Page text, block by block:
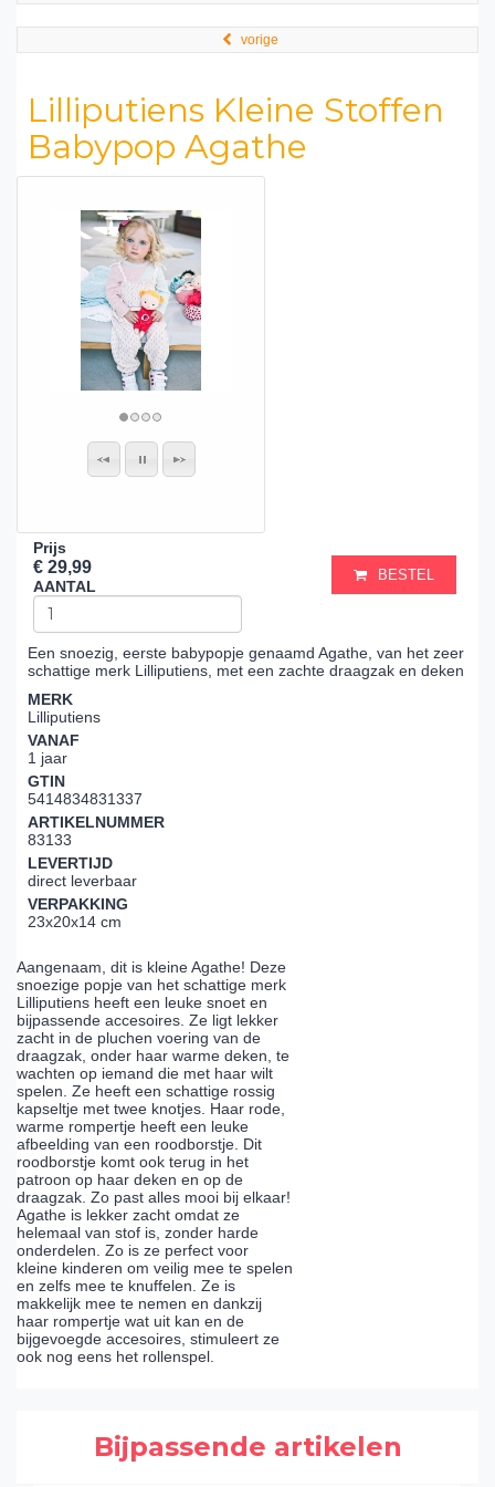
vorige
Lilliputiens Kleine Stoffen
Babypop Agathe
Prijs
€ 29,99
AANTAL
BESTEL
Een snoezig, eerste babypopje genaamd Agathe, van het zeer
schattige merk Lilliputiens, met een zachte draagzak en deken
MERK
Lilliputiens
VANAF
1 jaar
GTIN
5414834831337
ARTIKELNUMMER
83133
LEVERTIJD
direct leverbaar
VERPAKKING
23x20x14 cm
Aangenaam, dit is kleine Agathe! Deze
snoezige popje van het schattige merk
Lilliputiens heeft een leuke snoet en
bijpassende accesoires. Ze ligt lekker
zacht in de pluchen voering van de
draagzak, onder haar warme deken, te
wachten op iemand die met haar wilt
spelen. Ze heeft een schattige rossig
kapseltje met twee knotjes. Haar rode,
warme rompertje heeft een leuke
afbeelding van een roodborstje. Dit
roodborstje komt ook terug in het
patroon op haar deken en op de
draagzak. Zo past alles mooi bij elkaar!
Agathe is lekker zacht omdat ze
helemaal van stof is, zonder harde
onderdelen. Zo is ze perfect voor
kleine kinderen om veilig mee te spelen
en zelfs mee te knuffelen. Ze is
makkelijk mee te nemen en dankzij
haar rompertje wat uit kan en de
bijgevoegde accesoires, stimuleert ze
ook nog eens het rollenspel.
Bijpassende artikelen